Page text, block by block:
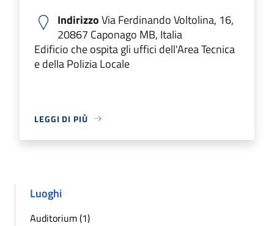
IndirizzoVia Ferdinando Voltolina, 16,
20867 Caponago MB, Italia
Edificio che ospita gli uffici dell'Area Tecnica
e della Polizia Locale
LEGGI DI PIÙ
Luoghi
Auditorium (1)